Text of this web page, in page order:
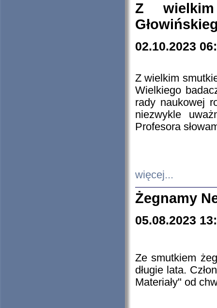
Z
02.10.2023
Z wielkim
Wielkiego
rady naukowej
niezwykle
Profesora
więcej...
Żegnamy
05.08.2023
Ze smutkiem
długie lata.
Materiały" od